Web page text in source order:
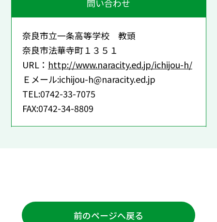
問い合わせ
奈良市立一条高等学校 教頭
奈良市法華寺町１３５１
URL： http://www.naracity.ed.jp/ichijou-h/
Ｅメール:ichijou-h@naracity.ed.jp
TEL:0742-33-7075
FAX:0742-34-8809
前のページへ戻る